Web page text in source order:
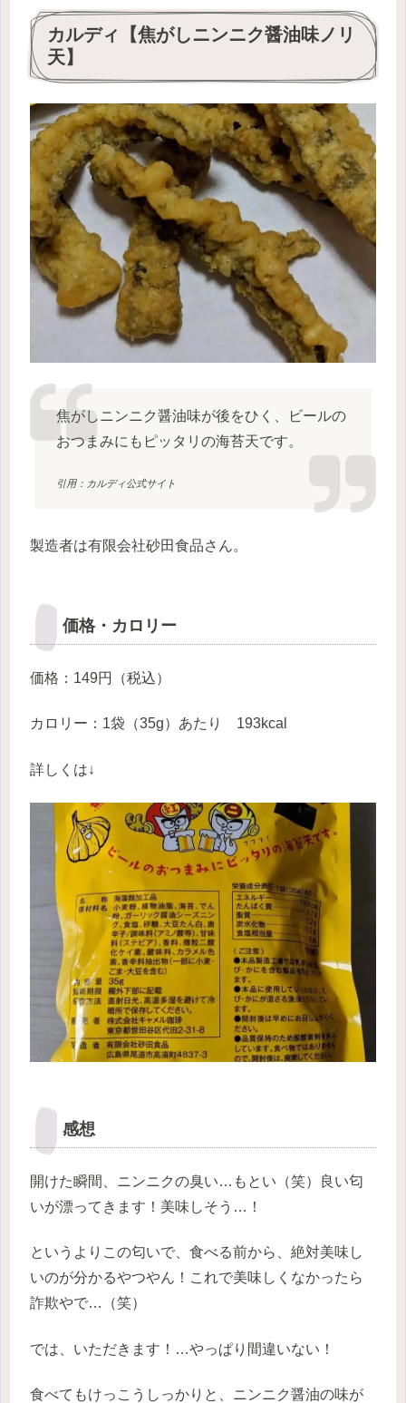
カルディ【焦がしニンニク醤油味ノリ
天】
焦がしニンニク醤油味が後をひく、ビールの
おつまみにもピッタリの海苔天です。
引用：カルディ公式サイト
製造者は有限会社砂田食品さん。
価格・カロリー
価格：149円（税込）
カロリー：1袋（35g）あたり 193kcal
詳しくは↓
感想
開けた瞬間、ニンニクの臭い…もとい（笑）良い匂
いが漂ってきます！美味しそう…！
というよりこの匂いで、食べる前から、絶対美味し
いのが分かるやつやん！これで美味しくなかったら
詐欺やで…（笑）
では、いただきます！…やっぱり間違いない！
食べてもけっこうしっかりと、ニンニク醤油の味が